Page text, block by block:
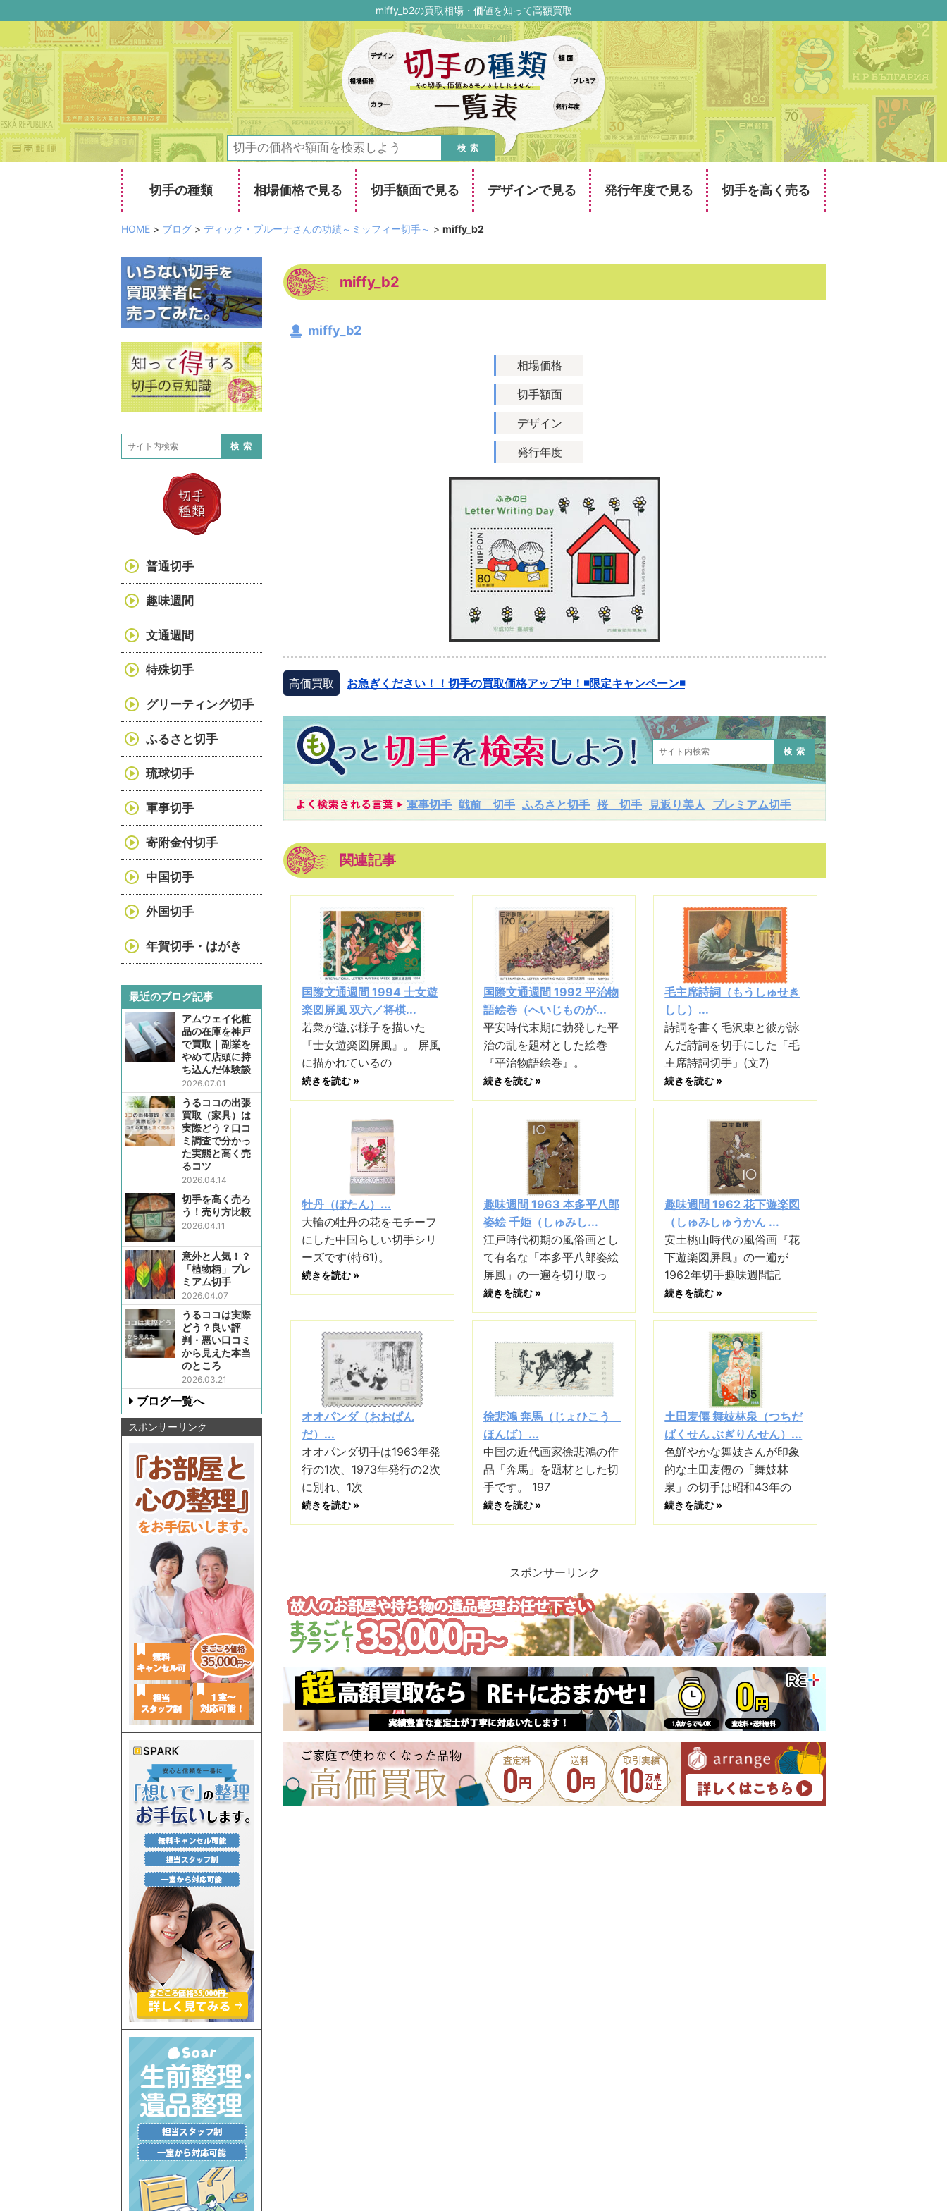
miffy_b2の買取相場・価値を知って高額買取
検索
切手の種類 相場価格で見る 切手額面で見る デザインで見る 発行年度で見る 切手を高く売る
HOME > ブログ > ディック・ブルーナさんの功績～ミッフィー切手～ > miffy_b2
miffy_b2
miffy_b2
相場価格
切手額面
デザイン
発行年度
高価買取 お急ぎください！！切手の買取価格アップ中！◾️限定キャンペーン◾️
検索
軍事切手 戦前 切手 ふるさと切手 桜 切手 見返り美人 プレミアム切手
関連記事
国際文通週間 1994 士女遊
楽図屏風 双六／将棋...
若衆が遊ぶ様子を描いた
『士女遊楽図屏風』。 屏風
に描かれているの
続きを読む »
国際文通週間 1992 平治物
語絵巻（へいじものが...
平安時代末期に勃発した平
治の乱を題材とした絵巻
『平治物語絵巻』。
続きを読む »
毛主席詩詞（もうしゅせき
しし）...
詩詞を書く毛沢東と彼が詠
んだ詩詞を切手にした「毛
主席詩詞切手」(文7)
続きを読む »
牡丹（ぼたん）...
大輪の牡丹の花をモチーフ
にした中国らしい切手シリ
ーズです(特61)。
続きを読む »
趣味週間 1963 本多平八郎
姿絵 千姫（しゅみし...
江戸時代初期の風俗画とし
て有名な「本多平八郎姿絵
屏風」の一遍を切り取っ
続きを読む »
趣味週間 1962 花下遊楽図
（しゅみしゅうかん ...
安土桃山時代の風俗画『花
下遊楽図屏風』の一遍が
1962年切手趣味週間記
続きを読む »
オオパンダ（おおぱん
だ）...
オオパンダ切手は1963年発
行の1次、1973年発行の2次
に別れ、1次
続きを読む »
徐悲鴻 奔馬（じょひこう
ほんば）...
中国の近代画家徐悲鴻の作
品「奔馬」を題材とした切
手です。 197
続きを読む »
土田麦僊 舞妓林泉（つちだ
ばくせん ぶぎりんせん）...
色鮮やかな舞妓さんが印象
的な土田麦僊の「舞妓林
泉」の切手は昭和43年の
続きを読む »
スポンサーリンク
検索
普通切手
趣味週間
文通週間
特殊切手
グリーティング切手
ふるさと切手
琉球切手
軍事切手
寄附金付切手
中国切手
外国切手
年賀切手・はがき
最近のブログ記事
アムウェイ化粧
品の在庫を神戸
で買取｜副業を
やめて店頭に持
ち込んだ体験談
2026.07.01
うるココの出張
買取（家具）は
実際どう？口コ
ミ調査で分かっ
た実態と高く売
るコツ
2026.04.14
切手を高く売ろ
う！売り方比較
2026.04.11
意外と人気！？
「植物柄」プレ
ミアム切手
2026.04.07
うるココは実際
どう？良い評
判・悪い口コミ
から見えた本当
のところ
2026.03.21
ブログ一覧へ
スポンサーリンク